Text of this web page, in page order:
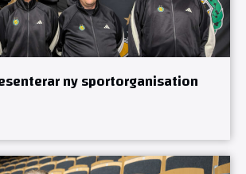
ny sportorganisation